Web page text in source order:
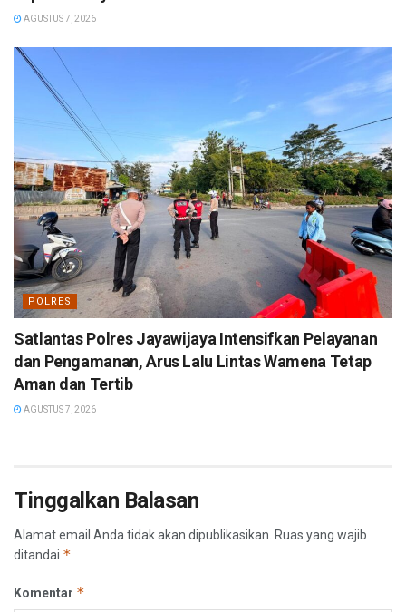
AGUSTUS 7, 2026
POLRES
Satlantas Polres Jayawijaya Intensifkan Pelayanan
dan Pengamanan, Arus Lalu Lintas Wamena Tetap
Aman dan Tertib
AGUSTUS 7, 2026
Tinggalkan Balasan
Alamat email Anda tidak akan dipublikasikan. Ruas yang wajib
ditandai *
Komentar *